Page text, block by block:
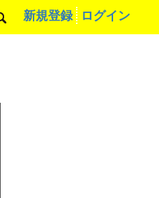
新規登録 ログイン